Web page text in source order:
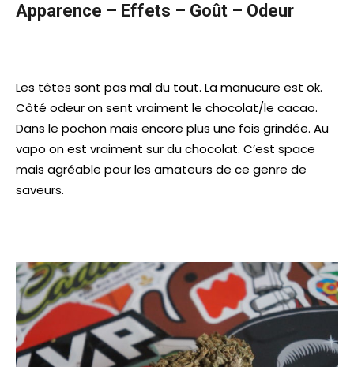
Apparence – Effets – Goût – Odeur
Les têtes sont pas mal du tout. La manucure est ok.
Côté odeur on sent vraiment le chocolat/le cacao.
Dans le pochon mais encore plus une fois grindée. Au
vapo on est vraiment sur du chocolat. C’est space
mais agréable pour les amateurs de ce genre de
saveurs.